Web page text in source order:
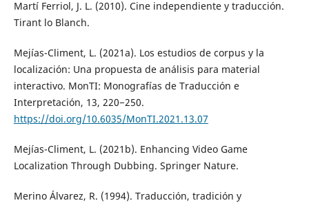
Martí Ferriol, J. L. (2010). Cine independiente y traducción.
Tirant lo Blanch.
Mejías-Climent, L. (2021a). Los estudios de corpus y la
localización: Una propuesta de análisis para material
interactivo. MonTI: Monografías de Traducción e
Interpretación, 13, 220−250.
https://doi.org/10.6035/MonTI.2021.13.07
Mejías-Climent, L. (2021b). Enhancing Video Game
Localization Through Dubbing. Springer Nature.
Merino Álvarez, R. (1994). Traducción, tradición y